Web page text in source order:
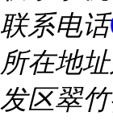
联系电话
所在地址
发区翠